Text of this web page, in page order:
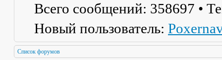
Всего сообщений: 358697 •
Новый пользователь:
Список форумов